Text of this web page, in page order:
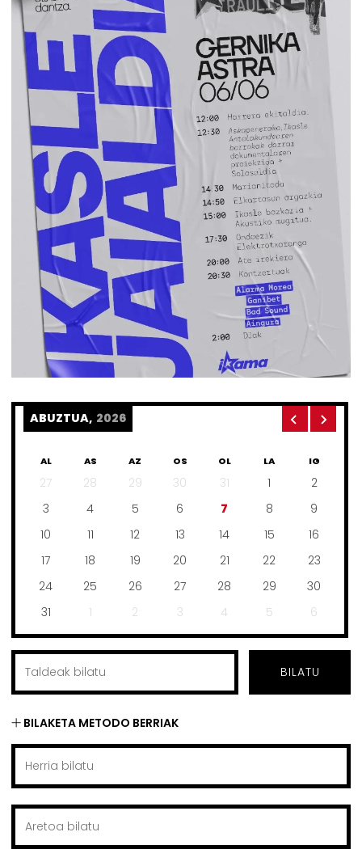
ABUZTUA, 2026
AL AS AZ OS OL LA IG
27 28 29 30 31 1
2
3
4 5 6 7 8
9
10
11 12 13 14 15
16
17
18 19 20 21 22
23
24
25 26 27 28 29
30
31
1 2 3 4 5 6
BILATU
BILAKETA METODO BERRIAK